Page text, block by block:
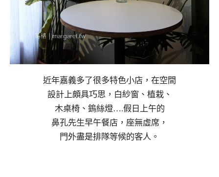
近年嘉義多了很多特色小店，在空間
設計上頗具巧思，白紗窗、植栽、
木桌椅、鎢絲燈….假日上午的
鼻孔先生早午餐店，座無虛席，
門外盡是排隊等候的客人。